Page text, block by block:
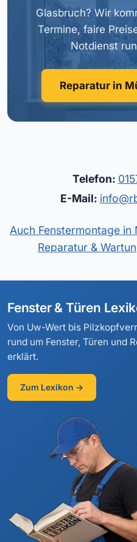
Glasbruch? Wir
Termine, faire
Notdienst
Reparatur in
Telefon:
E-Mail:
Auch Fenstermontage in
Reparatur &
Fenster & Türen
Von Uw-Wert bis
rund um Fenster, Türen und
erklärt.
Zum Lexikon →